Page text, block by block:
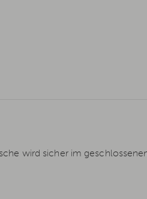
wird sicher im